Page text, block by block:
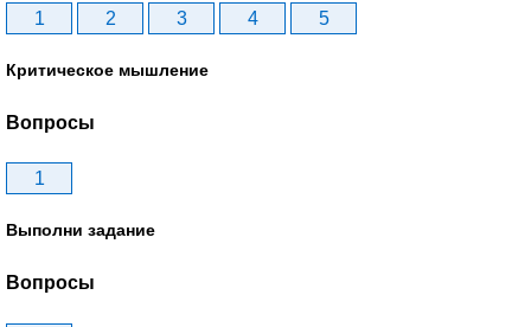
1 2 3 4 5
Критическое мышление
Вопросы
1
Выполни задание
Вопросы